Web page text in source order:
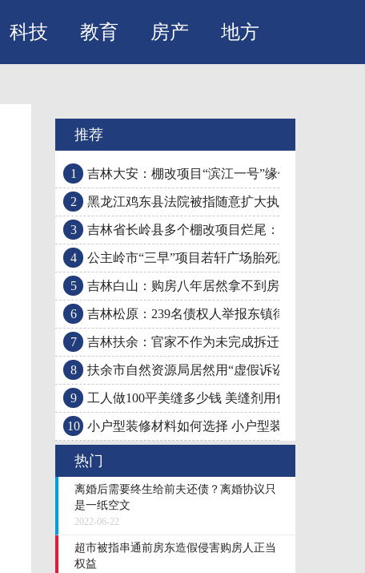
科技 教育 房产 地方
推荐
1 吉林大安：棚改项目“滨江一号”缘何民怨四起?
2 黑龙江鸡东县法院被指随意扩大执行范围危害储
3 吉林省长岭县多个棚改项目烂尾：“民生工程”被
4 公主岭市“三早”项目若轩广场胎死腹中因遭卸磨
5 吉林白山：购房八年居然拿不到房，住建局答复
6 吉林松原：239名债权人举报东镇律师事务所，
7 吉林扶余：官家不作为未完成拆迁反而倒打一耙
8 扶余市自然资源局居然用“虚假诉讼”手段继续耍
9 工人做100平美缝多少钱 美缝剂用什么材料好
10 小户型装修材料如何选择 小户型装修风格大盘点
热门
离婚后需要终生给前夫还债？离婚协议只
是一纸空文
2022-06-22
超市被指串通前房东造假侵害购房人正当
权益